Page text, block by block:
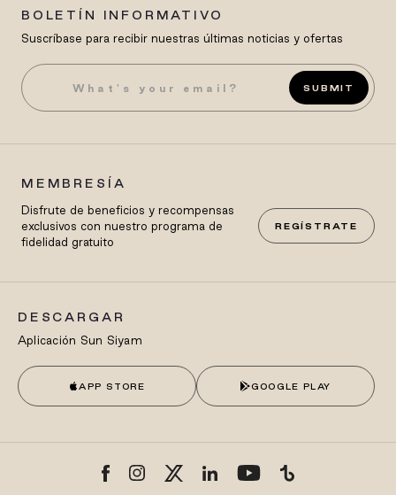
BOLETÍN INFORMATIVO
Suscríbase para recibir nuestras últimas noticias y ofertas
SUBMIT
MEMBRESÍA
Disfrute de beneficios y recompensas
exclusivos con nuestro programa de
fidelidad gratuito
REGÍSTRATE
DESCARGAR
Aplicación Sun Siyam
APP STORE GOOGLE PLAY